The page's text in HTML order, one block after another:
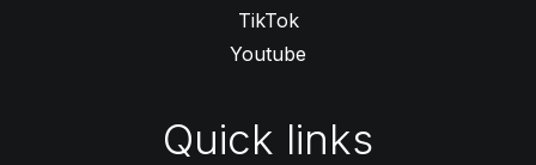
TikTok
Youtube
Quick links